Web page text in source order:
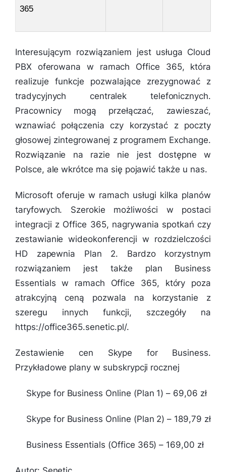
365
Interesującym rozwiązaniem jest usługa Cloud
PBX oferowana w ramach Office 365, która
realizuje funkcje pozwalające zrezygnować z
tradycyjnych centralek telefonicznych.
Pracownicy mogą przełączać, zawieszać,
wznawiać połączenia czy korzystać z poczty
głosowej zintegrowanej z programem Exchange.
Rozwiązanie na razie nie jest dostępne w
Polsce, ale wkrótce ma się pojawić także u nas.
Microsoft oferuje w ramach usługi kilka planów
taryfowych. Szerokie możliwości w postaci
integracji z Office 365, nagrywania spotkań czy
zestawianie wideokonferencji w rozdzielczości
HD zapewnia Plan 2. Bardzo korzystnym
rozwiązaniem jest także plan Business
Essentials w ramach Office 365, który poza
atrakcyjną ceną pozwala na korzystanie z
szeregu innych funkcji, szczegóły na
https://office365.senetic.pl/.
Zestawienie cen Skype for Business.
Przykładowe plany w subskrypcji rocznej
Skype for Business Online (Plan 1) – 69,06 zł
Skype for Business Online (Plan 2) – 189,79 zł
Business Essentials (Office 365) – 169,00 zł